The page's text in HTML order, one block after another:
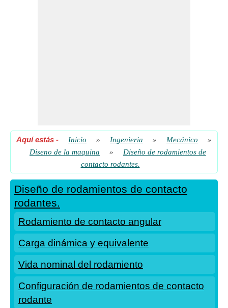
Aquí estás - Inicio » Ingenieria » Mecánico
»
Diseno de la maquina
»
Diseño de rodamientos de
contacto rodantes.
Diseño de rodamientos de contacto
rodantes.
Rodamiento de contacto angular
Carga dinámica y equivalente
Vida nominal del rodamiento
Configuración de rodamientos de contacto
rodante